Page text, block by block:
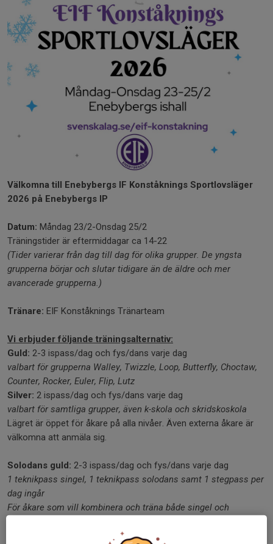
Välkomna till Enebybergs IF Konståknings Sportlovsläger
2026 på Enebybergs IP
Datum: Måndag 23/2-Onsdag 25/2
Träningstider är eftermiddagar ca 14-22
(Tider varierar från dag till dag för olika grupper. De yngsta
grupperna börjar och slutar tidigare än de äldre och mer
avancerade grupperna.)
Tränare: EIF Konståknings Tränarteam
Vi erbjuder följande träningsalternativ:
Guld: 2-3 ispass/dag och fys/dans varje dag
valbart för grupperna Walley, Twizzle, Loop, Butterfly, Choctaw,
Counter, Rocker, Euler, Flip, Lutz
Silver: 2 ispass/dag och fys/dans varje dag
valbart för samtliga grupper, även k-skola och skridskoskola
Lägret är öppet för åkare på alla nivåer. Även externa åkare är
välkomna att anmäla sig.
Solodans guld: 2-3 ispass/dag och fys/dans varje dag
1 teknikpass singel, 1 teknikpass solodans samt 1 stegpass per
dag ingår
För åkare som vill kombinera och träna både singel och
2 ispass/dag och fys/dans varje dag (1